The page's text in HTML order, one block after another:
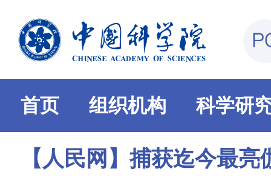
首页 组织机构 科学研
【人民网】捕获迄今最